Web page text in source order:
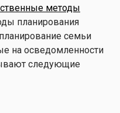
методы
планирования
семьи
на осведомленности
следующие